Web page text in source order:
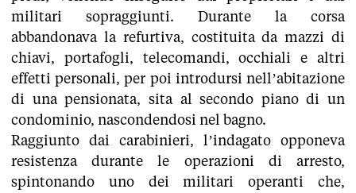
militari sopraggiunti. Durante la corsa
abbandonava la refurtiva, costituita da mazzi di
chiavi, portafogli, telecomandi, occhiali e altri
effetti personali, per poi introdursi nell’abitazione
di una pensionata, sita al secondo piano di un
condominio, nascondendosi nel bagno.
Raggiunto dai carabinieri, l’indagato opponeva
resistenza durante le operazioni di arresto,
spintonando uno dei militari operanti che,